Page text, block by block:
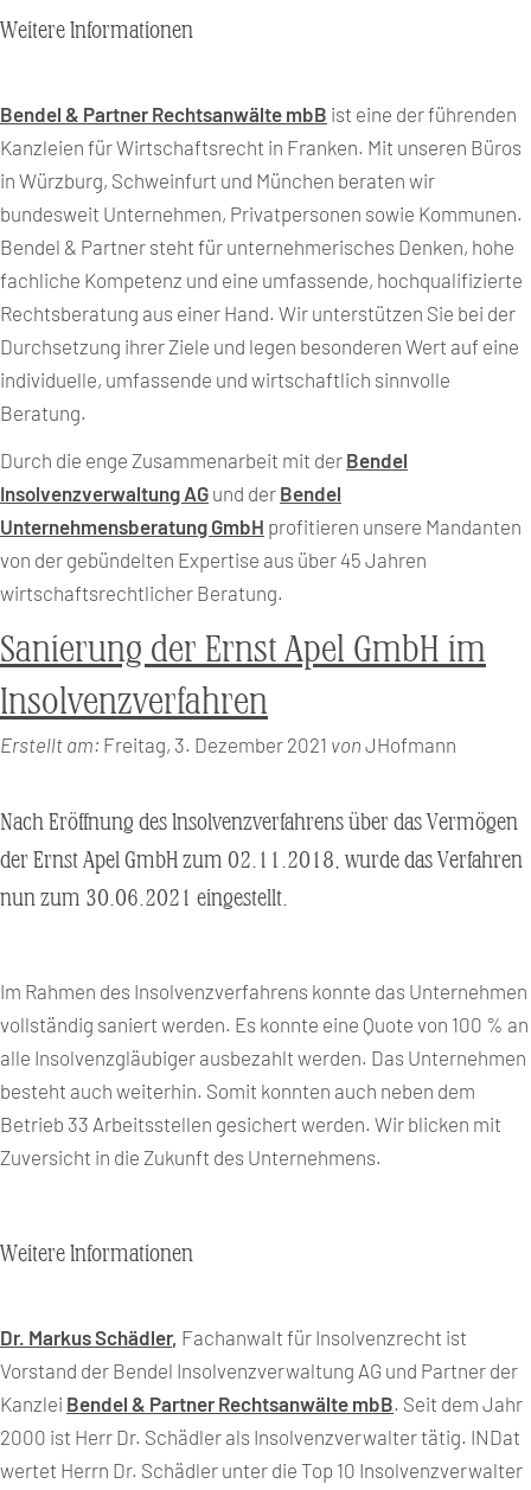
Weitere Informationen
Bendel & Partner Rechtsanwälte mbB ist eine der führenden
Kanzleien für Wirtschaftsrecht in Franken. Mit unseren Büros
in Würzburg, Schweinfurt und München beraten wir
bundesweit Unternehmen, Privatpersonen sowie Kommunen.
Bendel & Partner steht für unternehmerisches Denken, hohe
fachliche Kompetenz und eine umfassende, hochqualifizierte
Rechtsberatung aus einer Hand. Wir unterstützen Sie bei der
Durchsetzung ihrer Ziele und legen besonderen Wert auf eine
individuelle, umfassende und wirtschaftlich sinnvolle
Beratung.
Durch die enge Zusammenarbeit mit der Bendel
Insolvenzverwaltung AG und der Bendel
Unternehmensberatung GmbH profitieren unsere Mandanten
von der gebündelten Expertise aus über 45 Jahren
wirtschaftsrechtlicher Beratung.
Sanierung der Ernst Apel GmbH im
Insolvenzverfahren
Erstellt am: Freitag, 3. Dezember 2021 von JHofmann
Nach Eröffnung des Insolvenzverfahrens über das Vermögen
der Ernst Apel GmbH zum 02.11.2018, wurde das Verfahren
nun zum 30.06.2021 eingestellt.
Im Rahmen des Insolvenzverfahrens konnte das Unternehmen
vollständig saniert werden. Es konnte eine Quote von 100 % an
alle Insolvenzgläubiger ausbezahlt werden. Das Unternehmen
besteht auch weiterhin. Somit konnten auch neben dem
Betrieb 33 Arbeitsstellen gesichert werden. Wir blicken mit
Zuversicht in die Zukunft des Unternehmens.
Weitere Informationen
Dr. Markus Schädler, Fachanwalt für Insolvenzrecht ist
Vorstand der Bendel Insolvenzverwaltung AG und Partner der
Kanzlei Bendel & Partner Rechtsanwälte mbB. Seit dem Jahr
2000 ist Herr Dr. Schädler als Insolvenzverwalter tätig. INDat
wertet Herrn Dr. Schädler unter die Top 10 Insolvenzverwalter